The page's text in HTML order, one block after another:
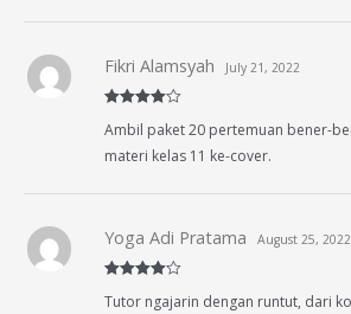
out of 5
Fikri Alamsyah July 21, 2022
Ambil paket 20 pertemuan bener-
materi kelas 11 ke-cover.
out of 5
Yoga Adi Pratama August 25, 2022
Tutor ngajarin dengan runtut, dari